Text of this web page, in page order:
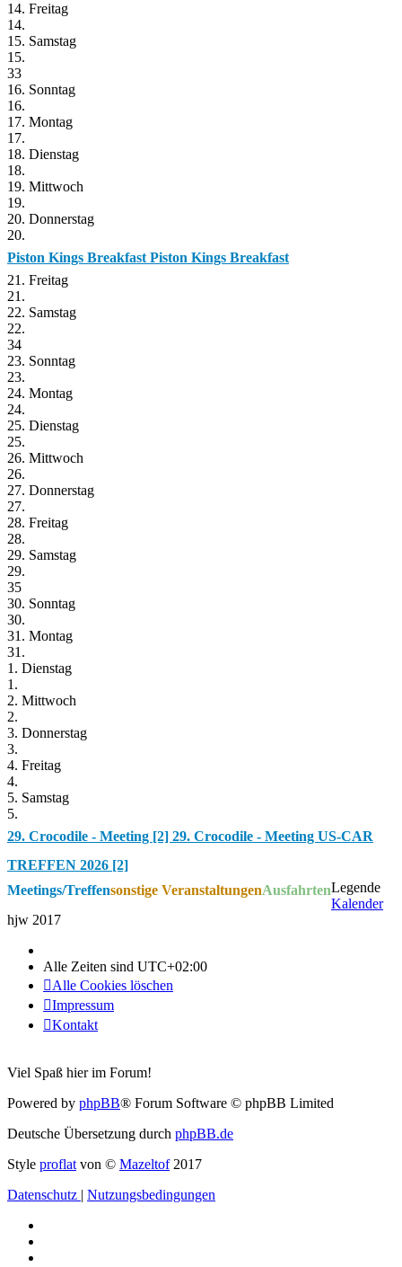
14. Freitag
14.
15. Samstag
15.
33
16. Sonntag
16.
17. Montag
17.
18. Dienstag
18.
19. Mittwoch
19.
20. Donnerstag
20.
Piston Kings Breakfast Piston Kings Breakfast
21. Freitag
21.
22. Samstag
22.
34
23. Sonntag
23.
24. Montag
24.
25. Dienstag
25.
26. Mittwoch
26.
27. Donnerstag
27.
28. Freitag
28.
29. Samstag
29.
35
30. Sonntag
30.
31. Montag
31.
1. Dienstag
1.
2. Mittwoch
2.
3. Donnerstag
3.
4. Freitag
4.
5. Samstag
5.
29. Crocodile - Meeting [2] 29. Crocodile - Meeting US-CAR
TREFFEN 2026 [2]
Legende
Meetings/Treffensonstige VeranstaltungenAusfahrten
Kalender
hjw 2017
Alle Zeiten sind UTC+02:00
Alle Cookies löschen
Impressum
Kontakt
Viel Spaß hier im Forum!
Powered by phpBB® Forum Software © phpBB Limited
Deutsche Übersetzung durch phpBB.de
Style proflat von © Mazeltof2017
Datenschutz | Nutzungsbedingungen